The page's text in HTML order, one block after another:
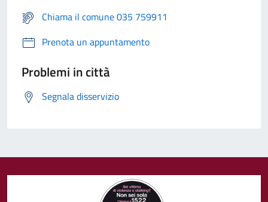
Chiama il comune 035 759911
Prenota un appuntamento
Problemi in città
Segnala disservizio